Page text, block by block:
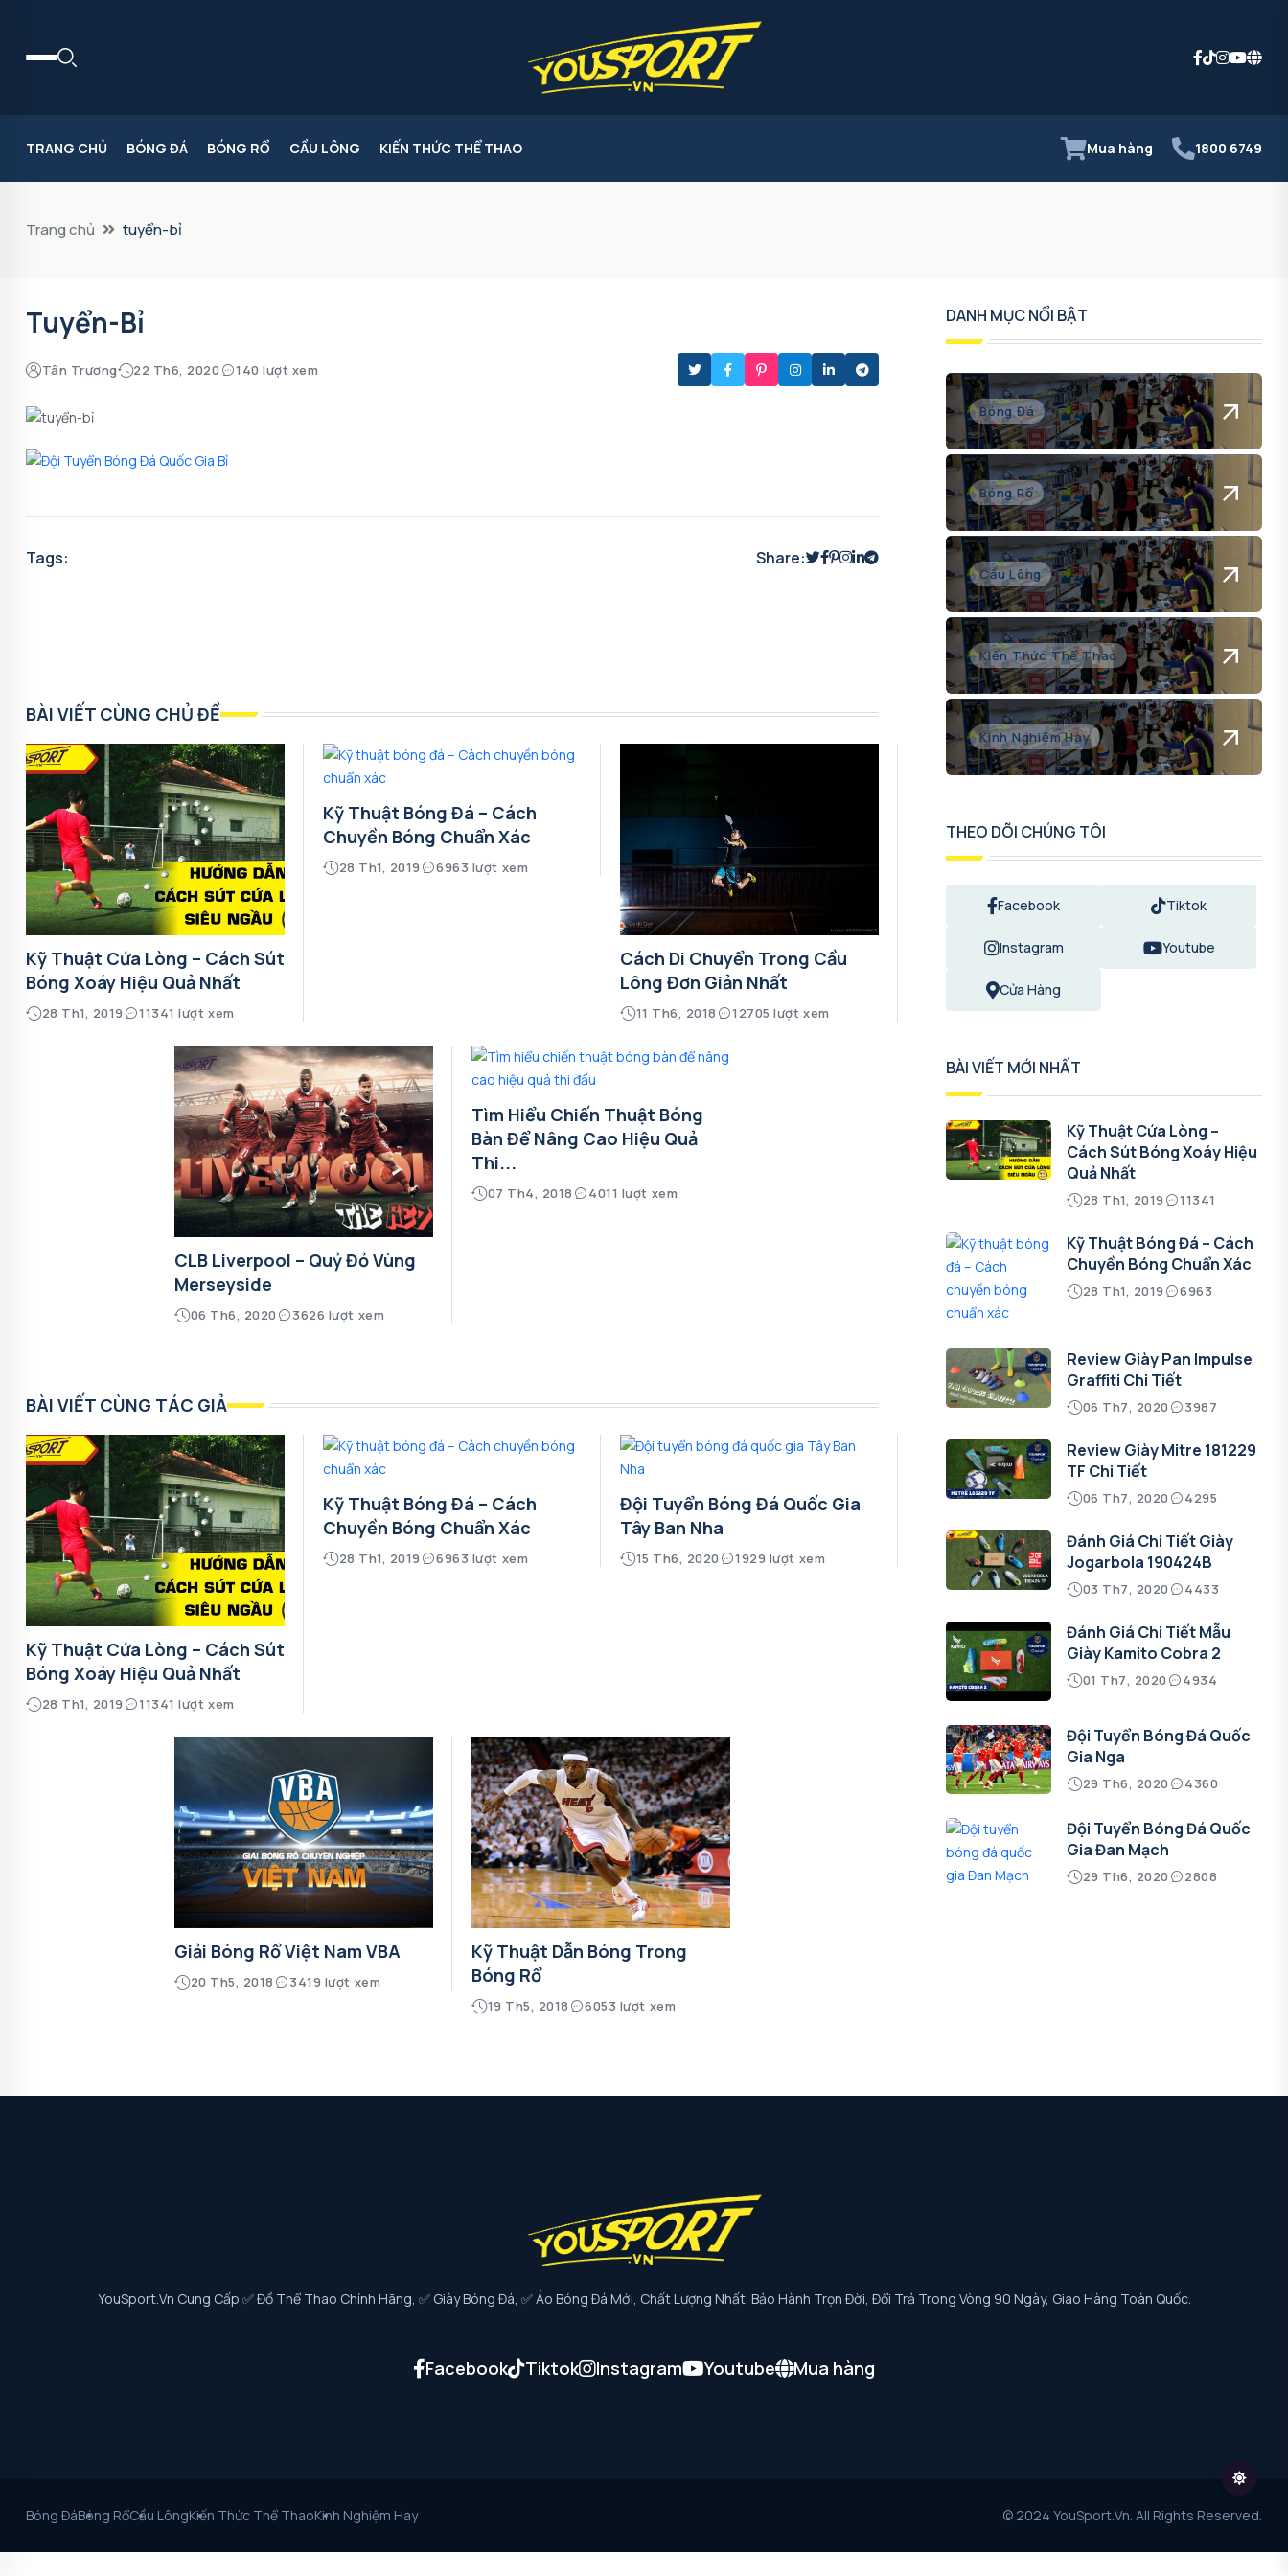
TRANG CHỦ BÓNG ĐÁ BÓNG RỔ CẦU LÔNG KIẾN THỨC THỂ THAO Mua hàng 1800 6749
Trang chủ tuyển-bỉ
Tuyển-Bỉ
Tân Trương 22 Th6, 2020 140 lượt xem
Tags: Share:
BÀI VIẾT CÙNG CHỦ ĐỀ
Kỹ Thuật Cứa Lòng – Cách Sút
Bóng Xoáy Hiệu Quả Nhất
28 Th1, 2019 11341 lượt xem
Kỹ Thuật Bóng Đá – Cách
Chuyền Bóng Chuẩn Xác
28 Th1, 2019 6963 lượt xem
Cách Di Chuyển Trong Cầu
Lông Đơn Giản Nhất
11 Th6, 2018 12705 lượt xem
CLB Liverpool – Quỷ Đỏ Vùng
Merseyside
06 Th6, 2020 3626 lượt xem
Tìm Hiểu Chiến Thuật Bóng
Bàn Để Nâng Cao Hiệu Quả
Thi...
07 Th4, 2018 4011 lượt xem
BÀI VIẾT CÙNG TÁC GIẢ
Kỹ Thuật Cứa Lòng – Cách Sút
Bóng Xoáy Hiệu Quả Nhất
28 Th1, 2019 11341 lượt xem
Kỹ Thuật Bóng Đá – Cách
Chuyền Bóng Chuẩn Xác
28 Th1, 2019 6963 lượt xem
Đội Tuyển Bóng Đá Quốc Gia
Tây Ban Nha
15 Th6, 2020 1929 lượt xem
Giải Bóng Rổ Việt Nam VBA
20 Th5, 2018 3419 lượt xem
Kỹ Thuật Dẫn Bóng Trong
Bóng Rổ
19 Th5, 2018 6053 lượt xem
DANH MỤC NỔI BẬT
Bóng Đá
Bóng Rổ
Cầu Lông
Kiến Thức Thể Thao
Kinh Nghiệm Hay
THEO DÕI CHÚNG TÔI
Facebook Tiktok
Instagram Youtube
Cửa Hàng
BÀI VIẾT MỚI NHẤT
Kỹ Thuật Cứa Lòng –
Cách Sút Bóng Xoáy Hiệu
Quả Nhất
28 Th1, 2019 11341
Kỹ Thuật Bóng Đá – Cách
Chuyền Bóng Chuẩn Xác
28 Th1, 2019 6963
Review Giày Pan Impulse
Graffiti Chi Tiết
06 Th7, 2020 3987
Review Giày Mitre 181229
TF Chi Tiết
06 Th7, 2020 4295
Đánh Giá Chi Tiết Giày
Jogarbola 190424B
03 Th7, 2020 4433
Đánh Giá Chi Tiết Mẫu
Giày Kamito Cobra 2
01 Th7, 2020 4934
Đội Tuyển Bóng Đá Quốc
Gia Nga
29 Th6, 2020 4360
Đội Tuyển Bóng Đá Quốc
Gia Đan Mạch
29 Th6, 2020 2808
YouSport.vn Cung Cấp ✅ Đồ Thể Thao Chính Hãng, ✅ Giày Bóng Đá, ✅ Áo Bóng Đá Mới, Chất Lượng Nhất. Bảo Hành Trọn Đời, Đổi Trả Trong Vòng 90 Ngày, Giao Hàng Toàn Quốc.
Facebook Tiktok Instagram Youtube Mua hàng
Bóng ĐáBóng RổCầu LôngKiến Thức Thể ThaoKinh Nghiệm Hay © 2024 YouSport.vn. All Rights Reserved.